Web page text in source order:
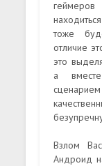
тоже
отличие
это
а
Взлом
Андроид